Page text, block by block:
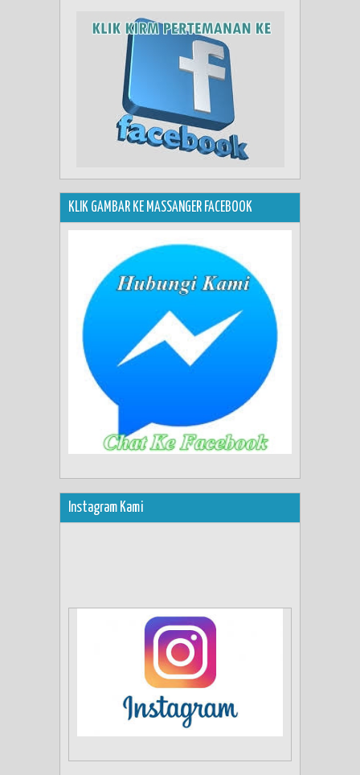
KLIK GAMBAR KE MASSANGER FACEBOOK
Instagram Kami